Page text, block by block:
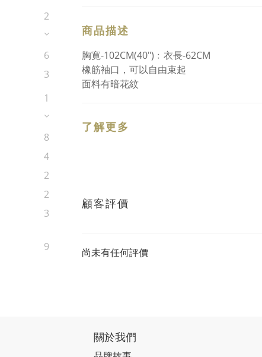
2
6
3
1
8
4
2
2
3
9
商品描述
胸寛-102CM(40")﹕衣長-62CM
橡筋袖口，可以自由束起
面料有暗花紋
了解更多
顧客評價
尚未有任何評價
關於我們